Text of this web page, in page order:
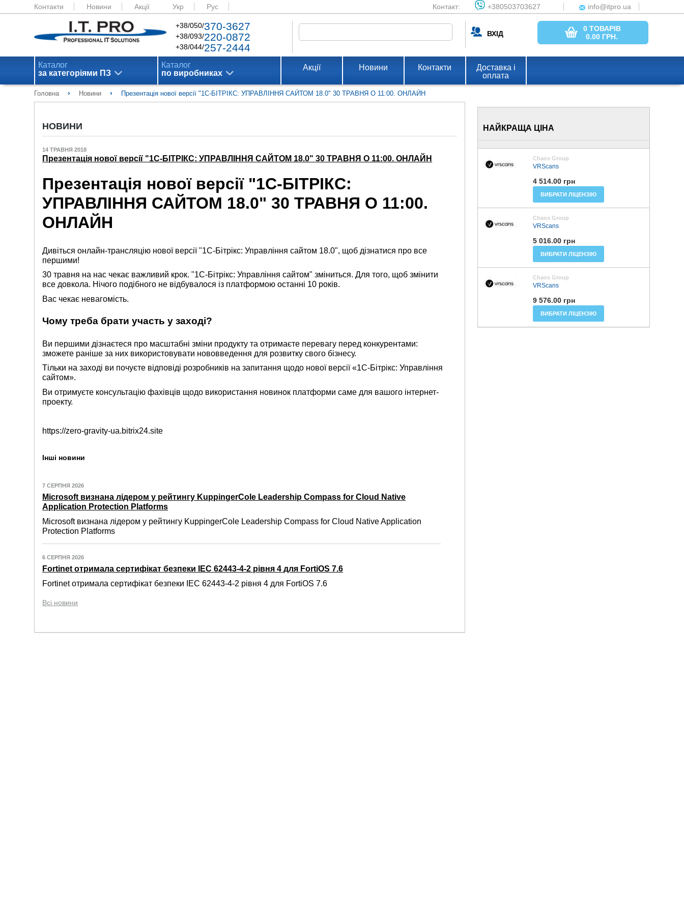
Контакти Новини Акції Укр Рус Контакт: +380503703627 info@itpro.ua
+38/050/370-3627
+38/093/220-0872
+38/044/257-2444
ВХІД
0 ТОВАРІВ
0.00 ГРН.
Каталог
за категоріями ПЗ
Каталог
по виробниках
Акції Новини Контакти
Доставка і
оплата
Головна › Новини › Презентація нової версії "1С-БІТРІКС: УПРАВЛІННЯ САЙТОМ 18.0" 30 ТРАВНЯ О 11:00. ОНЛАЙН
НОВИНИ
14 ТРАВНЯ 2018
Презентація нової версії "1С-БІТРІКС: УПРАВЛІННЯ САЙТОМ 18.0" 30 ТРАВНЯ О 11:00. ОНЛАЙН
Презентація нової версії "1С-БІТРІКС:
УПРАВЛІННЯ САЙТОМ 18.0" 30 ТРАВНЯ О 11:00.
ОНЛАЙН
Дивіться онлайн-трансляцію нової версії "1С-Бітрікс: Управління сайтом 18.0", щоб дізнатися про все
першими!
30 травня на нас чекає важливий крок. "1С-Бітрікс: Управління сайтом" зміниться. Для того, щоб змінити
все довкола. Нічого подібного не відбувалося із платформою останні 10 років.
Вас чекає невагомість.
Чому треба брати участь у заході?
Ви першими дізнаєтеся про масштабні зміни продукту та отримаєте перевагу перед конкурентами:
зможете раніше за них використовувати нововведення для розвитку свого бізнесу.
Тільки на заході ви почуєте відповіді розробників на запитання щодо нової версії «1С-Бітрікс: Управління
сайтом».
Ви отримуєте консультацію фахівців щодо використання новинок платформи саме для вашого інтернет-
проекту.
https://zero-gravity-ua.bitrix24.site
Інші новини
7 СЕРПНЯ 2026
Microsoft визнана лідером у рейтингу KuppingerCole Leadership Compass for Cloud Native
Application Protection Platforms
Microsoft визнана лідером у рейтингу KuppingerCole Leadership Compass for Cloud Native Application
Protection Platforms
6 СЕРПНЯ 2026
Fortinet отримала сертифікат безпеки IEC 62443-4-2 рівня 4 для FortiOS 7.6
Fortinet отримала сертифікат безпеки IEC 62443-4-2 рівня 4 для FortiOS 7.6
Всі новини
НАЙКРАЩА ЦІНА
Chaos Group
VRScans
4 514.00 грн
ВИБРАТИ ЛІЦЕНЗІЮ
Chaos Group
VRScans
5 016.00 грн
ВИБРАТИ ЛІЦЕНЗІЮ
Chaos Group
VRScans
9 576.00 грн
ВИБРАТИ ЛІЦЕНЗІЮ